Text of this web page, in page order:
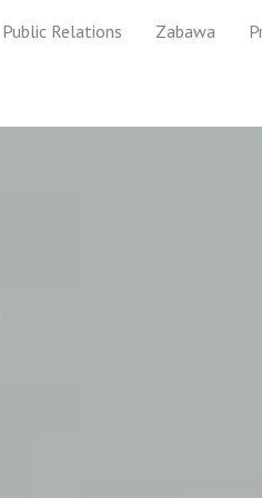
Public Relations Zabawa